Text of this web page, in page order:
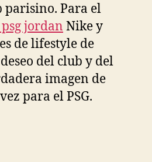
parisino. Para el
jordan Nike y
de lifestyle de
del club y del
imagen de
para el PSG.